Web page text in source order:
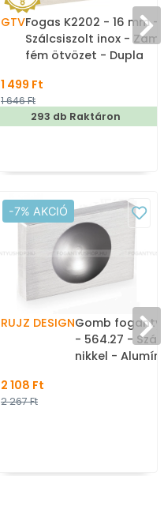
GTVFogas K2202 - 16 mm -
Szálcsiszolt inox -
fém ötvözet - Dupla
1 499 Ft
1 646 Ft
293 db Raktáron
-7% AKCIÓ
RUJZ DESIGNGomb
- 564.27 -
nikkel -
2 108 Ft
2 267 Ft